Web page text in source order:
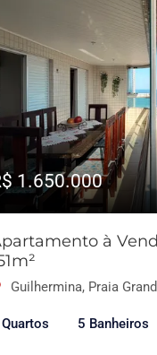
1.650.000
à
Guilhermina, Praia
5 Banheiros